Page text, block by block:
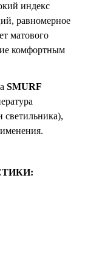
индекс
равномерное
матового
комфортным
SMURF
светильника),